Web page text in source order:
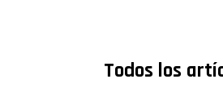
Todos los